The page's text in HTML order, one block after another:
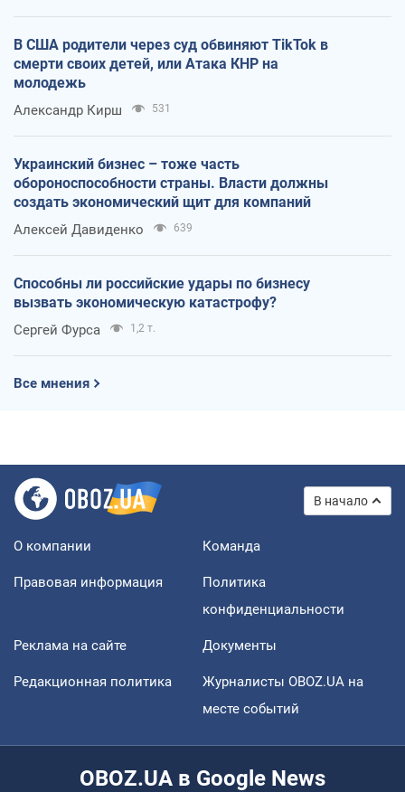
В США родители через суд обвиняют TikTok в
смерти своих детей, или Атака КНР на
молодежь
Александр Кирш 531
Украинский бизнес – тоже часть
обороноспособности страны. Власти должны
создать экономический щит для компаний
Алексей Давиденко 639
Способны ли российские удары по бизнесу
вызвать экономическую катастрофу?
Сергей Фурса 1,2 т.
Все мнения
В начало
О компании Команда
Правовая информация
Политика
конфиденциальности
Реклама на сайте Документы
Редакционная политика
Журналисты OBOZ.UA на
месте событий
OBOZ.UA в Google News